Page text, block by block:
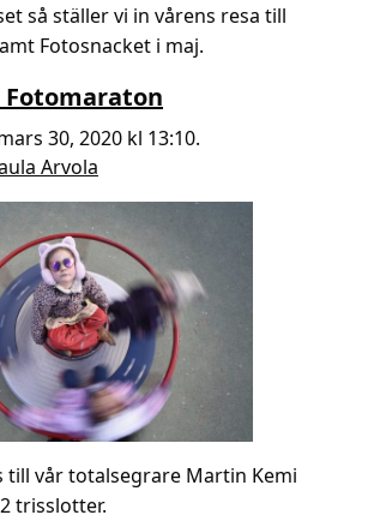
så ställer vi in vårens resa till
Fotosnacket i maj.
30, 2020 kl 13:10.
Arvola
vår totalsegrare Martin Kemi
trisslotter.